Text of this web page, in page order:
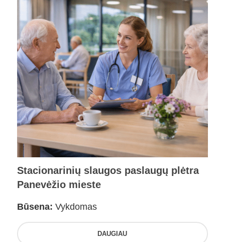
Stacionarinių slaugos paslaugų plėtra
Panevėžio mieste
Būsena: Vykdomas
DAUGIAU